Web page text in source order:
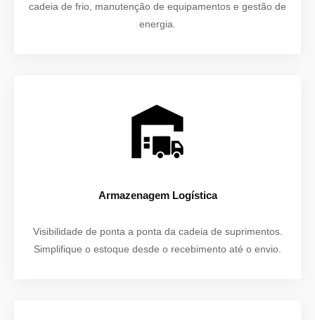
cadeia de frio, manutenção de equipamentos e gestão de
energia.
Armazenagem Logística
Visibilidade de ponta a ponta da cadeia de suprimentos.
Simplifique o estoque desde o recebimento até o envio.